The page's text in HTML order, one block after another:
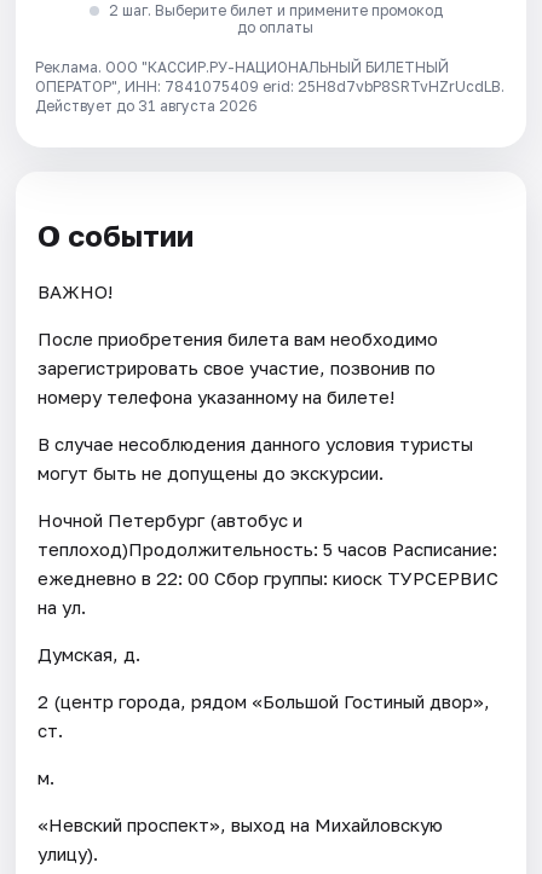
2 шаг. Выберите билет и примените промокод
до оплаты
Реклама. ООО "КАССИР.РУ-НАЦИОНАЛЬНЫЙ БИЛЕТНЫЙ
ОПЕРАТОР", ИНН: 7841075409 erid: 25H8d7vbP8SRTvHZrUcdLB.
Действует до 31 августа 2026
О событии
ВАЖНО!
После приобретения билета вам необходимо
зарегистрировать свое участие, позвонив по
номеру телефона указанному на билете!
В случае несоблюдения данного условия туристы
могут быть не допущены до экскурсии.
Ночной Петербург (автобус и
теплоход)Продолжительность: 5 часов Расписание:
ежедневно в 22: 00 Сбор группы: киоск ТУРСЕРВИС
на ул.
Думская, д.
2 (центр города, рядом «Большой Гостиный двор»,
ст.
м.
«Невский проспект», выход на Михайловскую
улицу).